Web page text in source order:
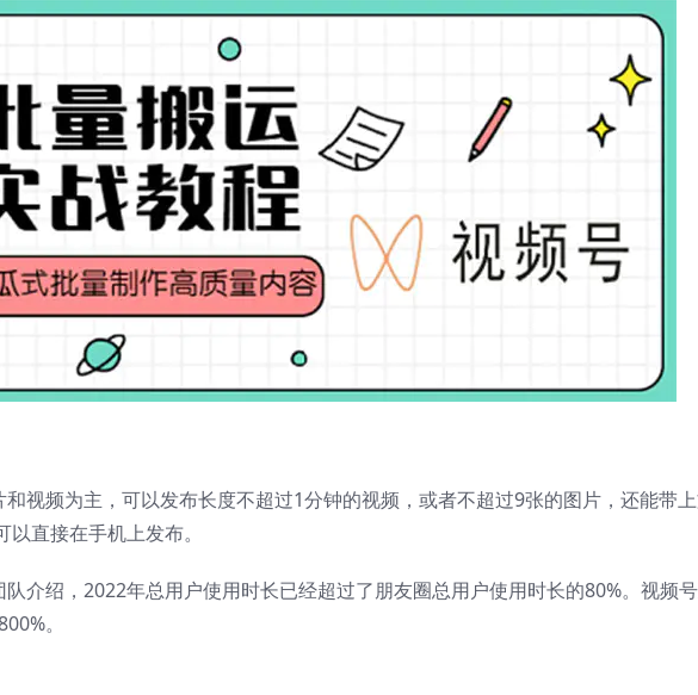
视频为主，可以发布长度不超过1分钟的视频，或者不超过9张的图片，还能带
直接在手机上发布。
介绍，2022年总用户使用时长已经超过了朋友圈总用户使用时长的80%。视频
。